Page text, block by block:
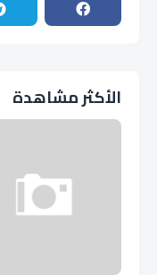
الأكثر مشاهدة